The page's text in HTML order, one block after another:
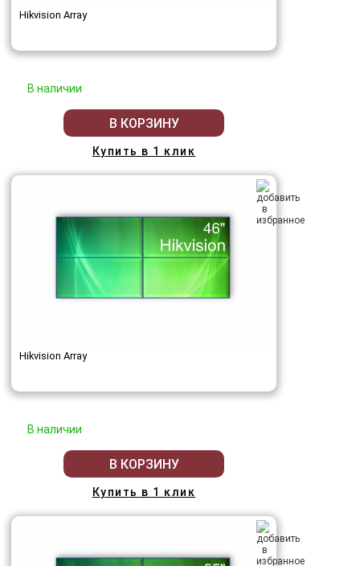
Hikvision Array
В наличии
В КОРЗИНУ
Купить в 1 клик
Hikvision Array
В наличии
В КОРЗИНУ
Купить в 1 клик